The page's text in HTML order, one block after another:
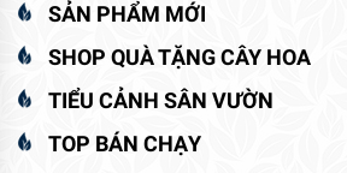
SẢN PHẨM MỚI
SHOP QUÀ TẶNG CÂY HOA
TIỂU CẢNH SÂN VƯỜN
TOP BÁN CHẠY